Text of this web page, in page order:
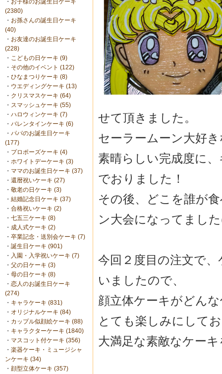
・ お子様のお誕生日ケーキ
(2380)
・ お孫さんの誕生日ケーキ
(40)
・ お友達のお誕生日ケーキ
(228)
・ こどもの日ケーキ (9)
・ その他のイベント (122)
・ ひなまつりケーキ (8)
・ ウエディングケーキ (13)
・ クリスマスケーキ (64)
・ スマッシュケーキ (55)
・ ハロウィンケーキ (7)
・ バレンタインケーキ (6)
・ パパのお誕生日ケーキ
(177)
・ プロポーズケーキ (4)
・ ホワイトデーケーキ (3)
・ ママのお誕生日ケーキ (37)
・ 還暦祝いケーキ (27)
・ 敬老の日ケーキ (3)
・ 結婚記念日ケーキ (37)
・ 合格祝いケーキ (2)
・ 七五三ケーキ (8)
・ 成人式ケーキ (2)
・ 卒業記念・送別会ケーキ (7)
・ 誕生日ケーキ (901)
・ 入園・入学祝いケーキ (7)
・ 父の日ケーキ (3)
・ 母の日ケーキ (8)
・ 恋人のお誕生日ケーキ
(274)
・ キャラケーキ (831)
・ オリジナルケーキ (84)
・ カップル似顔絵ケーキ (88)
・ キャラクターケーキ (1840)
・ マスコット付ケーキ (356)
・ 楽器ケーキ・ミュージシャ
ンケーキ (34)
・ 顔型立体ケーキ (357)
せて頂きました。
セーラームーン大好
素晴らしい完成度に
でおりました！
その後、どこを誰が
ン大会になってまし
今回２度目の注文で
いましたので、
顔立体ケーキがどん
とても楽しみにして
大満足な素敵なケー